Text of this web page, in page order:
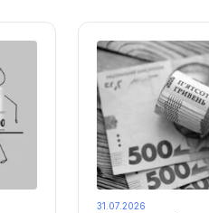
31.07.2026